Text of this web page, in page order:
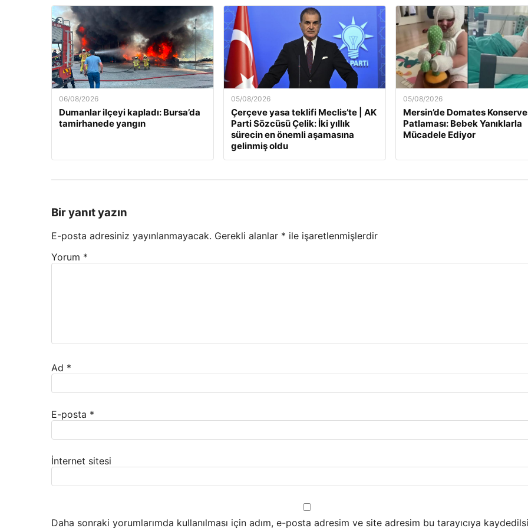
06/08/2026
Dumanlar ilçeyi kapladı: Bursa’da
tamirhanede yangın
05/08/2026
Çerçeve yasa teklifi Meclis’te | AK
Parti Sözcüsü Çelik: İki yıllık
sürecin en önemli aşamasına
gelinmiş oldu
05/08/2026
Mersin’de Domates
Patlaması: Bebek Yanıklarla
Mücadele Ediyor
Bir yanıt yazın
E-posta adresiniz yayınlanmayacak. Gerekli alanlar * ile işaretlenmişlerdir
Yorum *
Ad *
E-posta *
İnternet sitesi
Daha sonraki yorumlarımda kullanılması için adım, e-posta adresim ve site adresim bu tarayıcıya